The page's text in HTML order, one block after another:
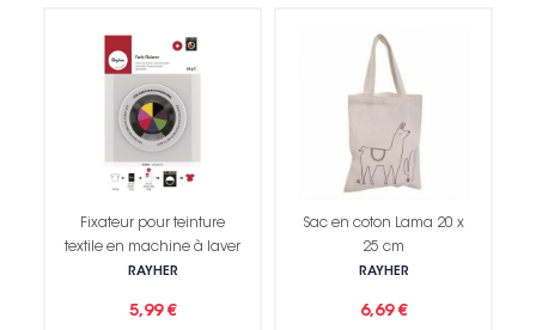
Fixateur pour teinture
textile en machine à laver
RAYHER
5,99 €
Sac en coton Lama 20 x
25 cm
RAYHER
6,69 €